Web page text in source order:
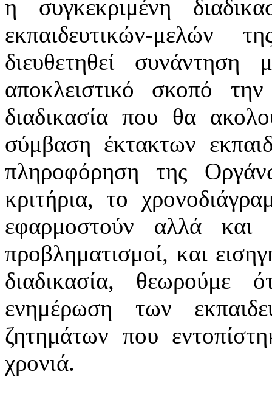
η συγκεκριμένη
εκπαιδευτικών-
διευθετηθεί
αποκλειστικό σκοπό
διαδικασία που θα
σύμβαση έκτακτων
πληροφόρηση της
κριτήρια, το
εφαρμοστούν αλλά και
προβληματισμοί, και
διαδικασία, θεωρούμε
ενημέρωση των
ζητημάτων που
χρονιά.